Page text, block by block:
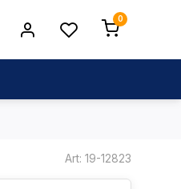
0
Art: 19-12823